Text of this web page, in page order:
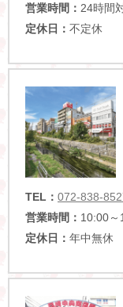
営業時間： 24時間
定休日： 不定休
TEL： 072-838-
営業時間： 10:00～
定休日： 年中無休